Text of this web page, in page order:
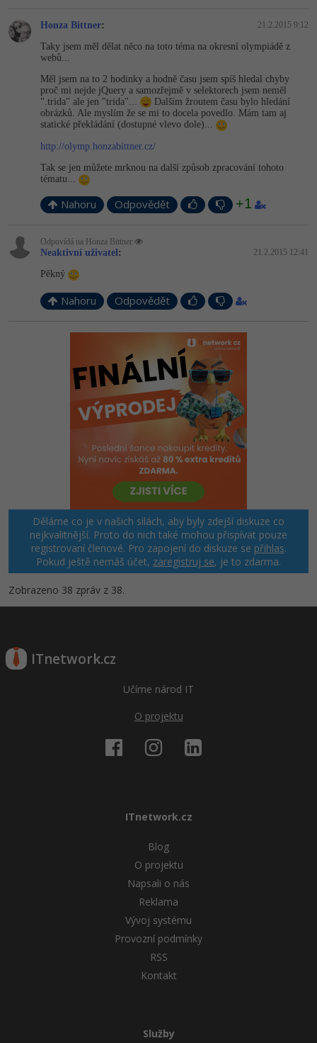
Honza Bittner: 21.2.2015 9:12
Taky jsem měl dělat něco na toto téma na okresní olympiádě z
webů...
Měl jsem na to 2 hodinky a hodně času jsem spíš hledal chyby
proč mi nejde jQuery a samozřejmě v selektorech jsem neměl
".trida" ale jen "trida"...
Dalším žroutem času bylo hledání
obrázků. Ale myslím že se mi to docela povedlo. Mám tam aj
statické překládání (dostupné vlevo dole)...
http://olymp.honzabittner.cz/
Tak se jen můžete mrknou na další způsob zpracování tohoto
tématu...
Nahoru Odpovědět +1
Odpovídá na Honza Bittner
Neaktivní uživatel: 21.2.2015 12:41
Pěkný
Nahoru Odpovědět
Děláme co je v našich silách, aby byly zdejší diskuze co
nejkvalitnější. Proto do nich také mohou přispívat pouze
registrovaní členové. Pro zapojení do diskuze se přihlas.
Pokud ještě nemáš účet, zaregistruj se, je to zdarma.
Zobrazeno 38 zpráv z 38.
ITnetwork.cz
Učíme národ IT
O projektu
ITnetwork.cz
Blog
O projektu
Napsali o nás
Reklama
Vývoj systému
Provozní podmínky
RSS
Kontakt
Služby